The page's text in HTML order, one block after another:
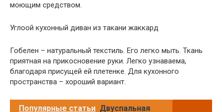
моющим средством.
Углоой кухонный диван из такани жаккард
Гобелен – натуральный текстиль. Его легко мыть. Ткань
приятная на прикосновение руки. Легко узнаваема,
благодаря присущей ей плетенке. Для кухонного
пространства – хороший вариант.
Популярные статьи Двуспальная